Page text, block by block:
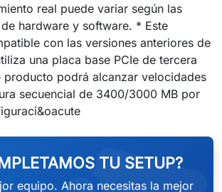
real puede variar según las
hardware y software. * Este
con las versiones anteriores de
una placa base PCIe de tercera
producto podrá alcanzar velocidades
secuencial de 3400/3000 MB por
TU SETUP?
equipo. Ahora necesitas la mejor